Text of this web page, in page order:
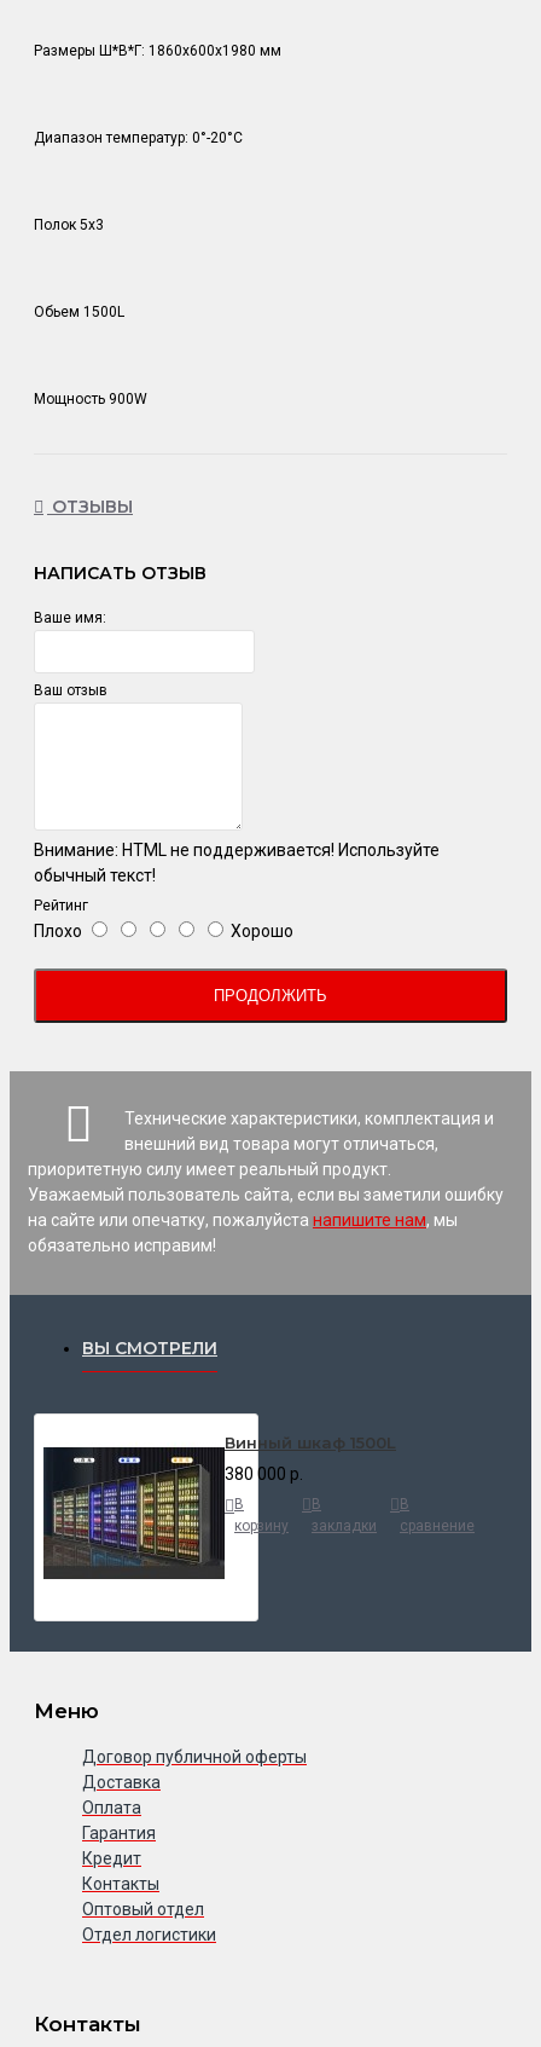
Размеры Ш*В*Г: 1860х600х1980 мм
Диапазон температур: 0°-20°С
Полок 5х3
Обьем 1500L
Мощность 900W
ОТЗЫВЫ
НАПИСАТЬ ОТЗЫВ
Ваше имя:
Ваш отзыв
Внимание: HTML не поддерживается! Используйте
обычный текст!
Рейтинг
Плохо Хорошо
ПРОДОЛЖИТЬ
Технические характеристики, комплектация и
внешний вид товара могут отличаться,
приоритетную силу имеет реальный продукт.
Уважаемый пользователь сайта, если вы заметили ошибку
на сайте или опечатку, пожалуйста напишите нам, мы
обязательно исправим!
ВЫ СМОТРЕЛИ
Винный шкаф 1500L
380 000 р.
В
корзину
В
закладки
В
сравнение
Меню
Договор публичной оферты
Доставка
Оплата
Гарантия
Кредит
Контакты
Оптовый отдел
Отдел логистики
Контакты